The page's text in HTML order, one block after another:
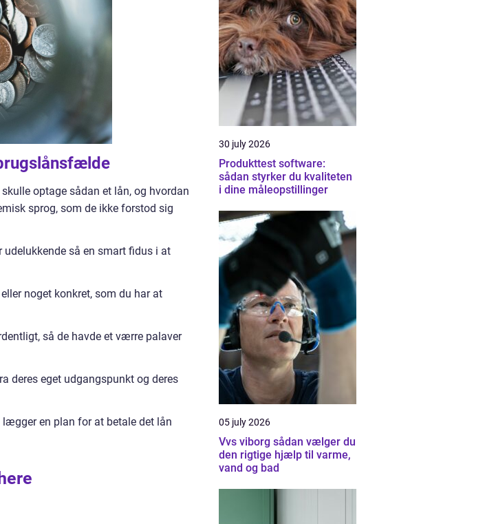
optage sådan et lån, og hvordan
sprog, som de ikke forstod sig
udelukkende så en smart fidus i at
noget konkret, som du har at
så de havde et værre palaver
deres eget udgangspunkt og deres
en plan for at betale det lån
30 july 2026
Produkttest software:
sådan styrker du kvaliteten
i dine måleopstillinger
05 july 2026
Vvs viborg sådan vælger du
den rigtige hjælp til varme,
vand og bad